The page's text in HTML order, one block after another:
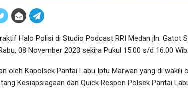
Halo Polisi di Studio Podcast RRI Medan jln. Gatot
08 November 2023 sekira Pukul 15.00 s/d 16.00 Wib.
oleh Kapolsek Pantai Labu Iptu Marwan yang di wakili
Kesiapsiagaan dan Quick Respon Polsek Pantai